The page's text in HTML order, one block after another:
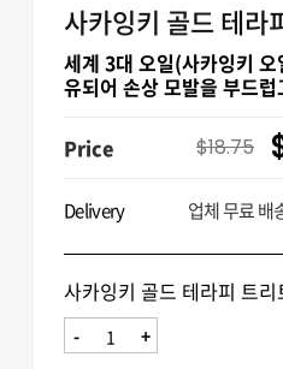
사카잉키 골드 테라
세계 3대 오일(사카잉키
유되어 손상 모발을 부드
Price $18.75
Delivery 업체 무료 배
사카잉키 골드 테라피 트
- +